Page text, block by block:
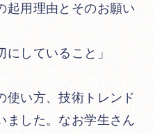
起用理由とそのお願い
にしていること」
使い方、技術トレンド
ました。なお学生さん